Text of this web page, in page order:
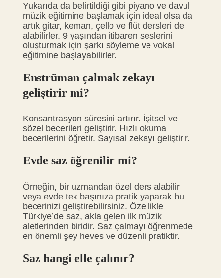
Yukarıda da belirtildiği gibi piyano ve davul
müzik eğitimine başlamak için ideal olsa da
artık gitar, keman, çello ve flüt dersleri de
alabilirler. 9 yaşından itibaren seslerini
oluşturmak için şarkı söyleme ve vokal
eğitimine başlayabilirler.
Enstrüman çalmak zekayı
geliştirir mi?
Konsantrasyon süresini artırır. İşitsel ve
sözel becerileri geliştirir. Hızlı okuma
becerilerini öğretir. Sayısal zekayı geliştirir.
Evde saz öğrenilir mi?
Örneğin, bir uzmandan özel ders alabilir
veya evde tek başınıza pratik yaparak bu
becerinizi geliştirebilirsiniz. Özellikle
Türkiye’de saz, akla gelen ilk müzik
aletlerinden biridir. Saz çalmayı öğrenmede
en önemli şey heves ve düzenli pratiktir.
Saz hangi elle çalınır?